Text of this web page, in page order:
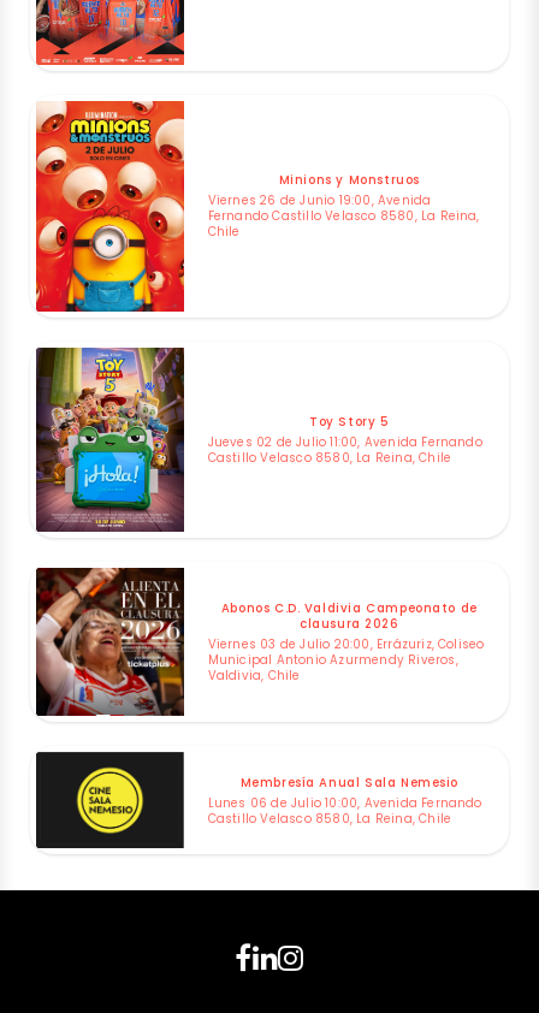
Minions y Monstruos
Viernes 26 de Junio 19:00, Avenida
Fernando Castillo Velasco 8580, La Reina,
Chile
Toy Story 5
Jueves 02 de Julio 11:00, Avenida Fernando
Castillo Velasco 8580, La Reina, Chile
Abonos C.D. Valdivia Campeonato de
clausura 2026
Viernes 03 de Julio 20:00, Errázuriz, Coliseo
Municipal Antonio Azurmendy Riveros,
Valdivia, Chile
Membresía Anual Sala Nemesio
Lunes 06 de Julio 10:00, Avenida Fernando
Castillo Velasco 8580, La Reina, Chile